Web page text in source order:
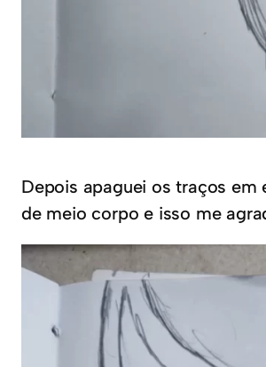
Depois apaguei os traços em
de meio corpo e isso me